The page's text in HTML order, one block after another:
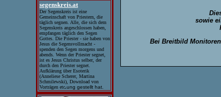
segenskreis.at
Der Segenskreis ist eine
Gemeinschaft von Priestern, die
täglich segnen. Alle, die sich dem
Segenskreis angeschlossen haben,
empfangen täglich den Segen
Gottes. Die Priester - sie haben von
Jesus die Segensvollmacht -
spenden den Segen morgens und
abends. Wenn der Priester segnet,
ist es Jesus Christus selber, der
durch den Priester segnet.
Aufklärung über Esoterik
(Anneliese Scherer, Martina
Schmilewski), Download von
Vorträgen etc.ung gestellt hat.
sowie
Bei Breitbild